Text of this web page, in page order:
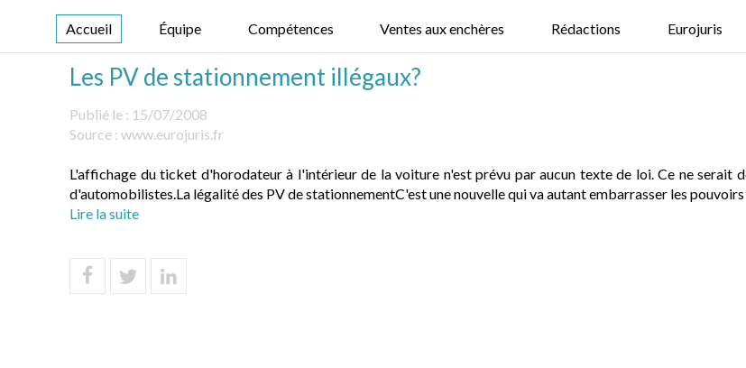
Accueil Équipe Compétences Ventes aux enchères Rédactions Eurojuris
Les PV de stationnement illégaux?
Publié le : 15/07/2008
Source : www.eurojuris.fr
L'affichage du ticket d'horodateur à l'intérieur de la voiture n'est prévu par aucun texte de loi. Ce ne serait
d'automobilistes.La légalité des PV de stationnementC'est une nouvelle qui va autant embarrasser les
Lire la suite